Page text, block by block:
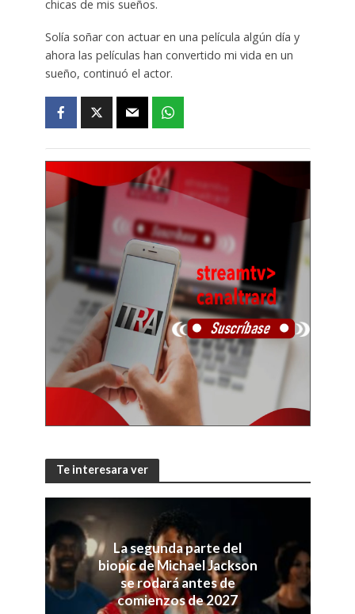
chicas de mis sueños.
Solía ​​soñar con actuar en una película algún día y
ahora las películas han convertido mi vida en un
sueño, continuó el actor.
Te interesara ver
La segunda parte del
biopic de Michael Jackson
se rodará antes de
comienzos de 2027